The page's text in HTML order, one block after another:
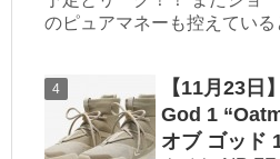
のピュアマネーも控えている
【11月23
God 1
オブ ゴッド 1